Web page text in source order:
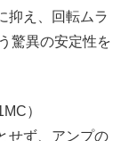
抑え、回転ムラ
驚異の安定性を
）
せず、アンプの